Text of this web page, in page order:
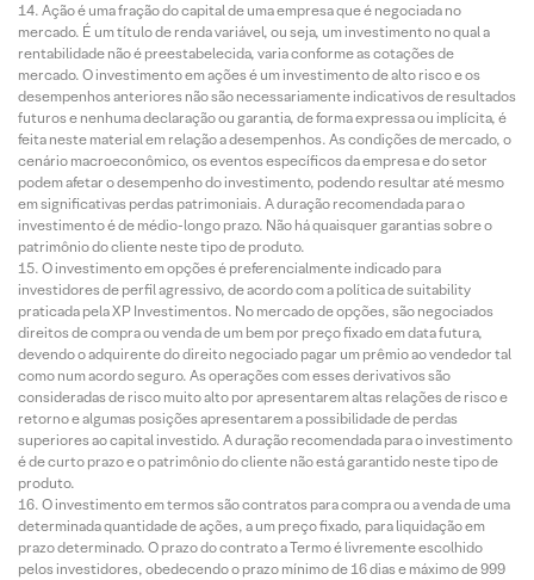
Ação é uma fração do capital de uma empresa que é negociada no
mercado. É um título de renda variável, ou seja, um investimento no qual a
rentabilidade não é preestabelecida, varia conforme as cotações de
mercado. O investimento em ações é um investimento de alto risco e os
desempenhos anteriores não são necessariamente indicativos de resultados
futuros e nenhuma declaração ou garantia, de forma expressa ou implícita, é
feita neste material em relação a desempenhos. As condições de mercado, o
cenário macroeconômico, os eventos específicos da empresa e do setor
podem afetar o desempenho do investimento, podendo resultar até mesmo
em significativas perdas patrimoniais. A duração recomendada para o
investimento é de médio-longo prazo. Não há quaisquer garantias sobre o
patrimônio do cliente neste tipo de produto.
O investimento em opções é preferencialmente indicado para
investidores de perfil agressivo, de acordo com a política de suitability
praticada pela XP Investimentos. No mercado de opções, são negociados
direitos de compra ou venda de um bem por preço fixado em data futura,
devendo o adquirente do direito negociado pagar um prêmio ao vendedor tal
como num acordo seguro. As operações com esses derivativos são
consideradas de risco muito alto por apresentarem altas relações de risco e
retorno e algumas posições apresentarem a possibilidade de perdas
superiores ao capital investido. A duração recomendada para o investimento
é de curto prazo e o patrimônio do cliente não está garantido neste tipo de
produto.
O investimento em termos são contratos para compra ou a venda de uma
determinada quantidade de ações, a um preço fixado, para liquidação em
prazo determinado. O prazo do contrato a Termo é livremente escolhido
pelos investidores, obedecendo o prazo mínimo de 16 dias e máximo de 999